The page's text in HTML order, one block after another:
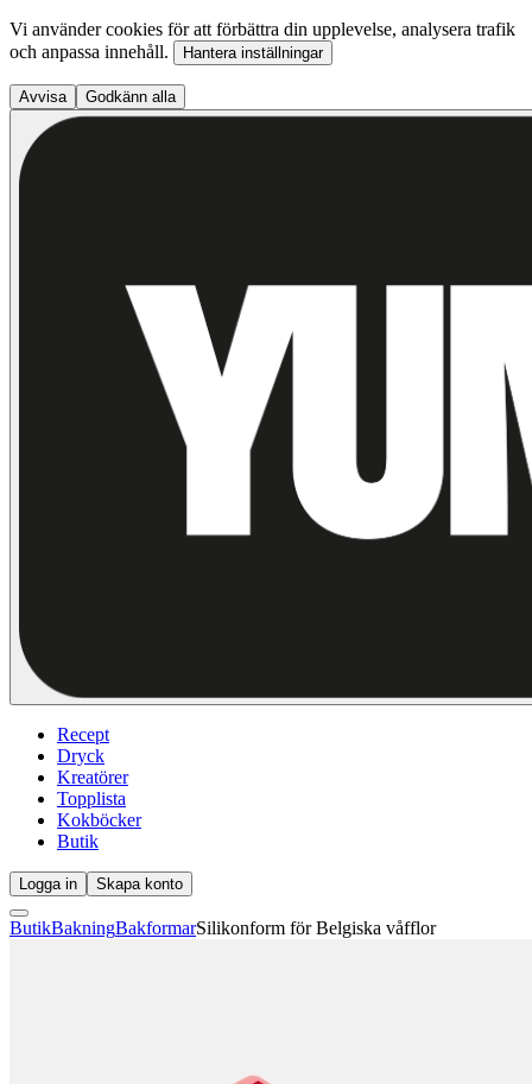
Vi använder cookies för att förbättra din upplevelse, analysera trafik
och anpassa innehåll.
Hantera inställningar
Avvisa Godkänn alla
Recept
Dryck
Kreatörer
Topplista
Kokböcker
Butik
Logga in Skapa konto
ButikBakningBakformarSilikonform för Belgiska våfflor